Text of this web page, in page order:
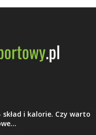
skład i kalorie. Czy warto